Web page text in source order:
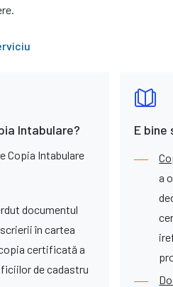
Intabulare?
Copia Intabulare
documentul
în cartea
certificată a
de cadastru
E bine
a